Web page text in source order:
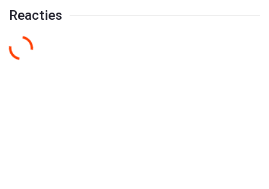
Reacties